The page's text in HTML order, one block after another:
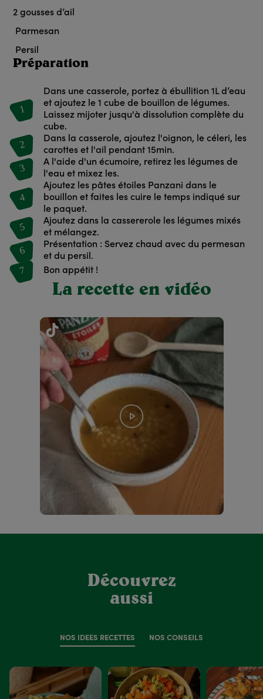
2 gousses d’ail
Parmesan
Persil
Préparation
1
Dans une casserole, portez à ébullition 1L d’eau
et ajoutez le 1 cube de bouillon de légumes.
Laissez mijoter jusqu'à dissolution complète du
cube.
2
Dans la casserole, ajoutez l'oignon, le céleri, les
carottes et l'ail pendant 15min.
3
A l'aide d'un écumoire, retirez les légumes de
l'eau et mixez les.
4
Ajoutez les pâtes étoiles Panzani dans le
bouillon et faites les cuire le temps indiqué sur
le paquet.
5
Ajoutez dans la cassererole les légumes mixés
et mélangez.
6
Présentation : Servez chaud avec du permesan
et du persil.
7 Bon appétit !
La recette en vidéo
Découvrez
aussi
NOS IDÉES RECETTES NOS CONSEILS